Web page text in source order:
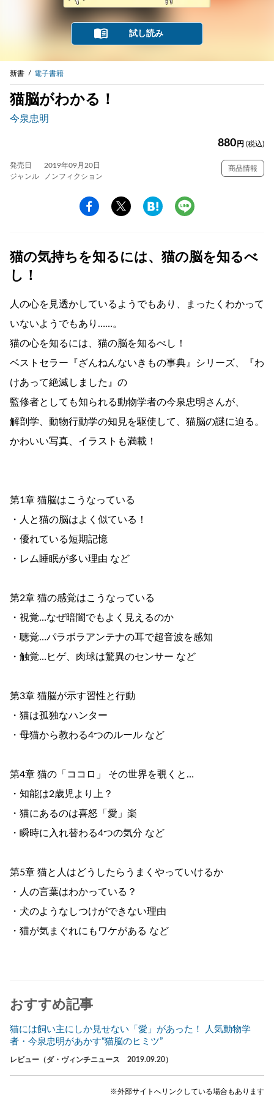
試し読み
新書 電子書籍
猫脳がわかる！
今泉忠明
880 円 (税込)
発売日
2019年09月20日
ジャンル
ノンフィクション
商品情報
猫の気持ちを知るには、猫の脳を知るべ
し！
人の心を見透かしているようでもあり、まったくわかって
いないようでもあり……。
猫の心を知るには、猫の脳を知るべし！
ベストセラー『ざんねんないきもの事典』シリーズ、『わ
けあって絶滅しました』の
監修者としても知られる動物学者の今泉忠明さんが、
解剖学、動物行動学の知見を駆使して、猫脳の謎に迫る。
かわいい写真、イラストも満載！
第1章 猫脳はこうなっている
・人と猫の脳はよく似ている！
・優れている短期記憶
・レム睡眠が多い理由 など
第2章 猫の感覚はこうなっている
・視覚…なぜ暗闇でもよく見えるのか
・聴覚…パラボラアンテナの耳で超音波を感知
・触覚…ヒゲ、肉球は驚異のセンサー など
第3章 猫脳が示す習性と行動
・猫は孤独なハンター
・母猫から教わる4つのルール など
第4章 猫の「ココロ」 その世界を覗くと…
・知能は2歳児より上？
・猫にあるのは喜怒「愛」楽
・瞬時に入れ替わる4つの気分 など
第5章 猫と人はどうしたらうまくやっていけるか
・人の言葉はわかっている？
・犬のようなしつけができない理由
・猫が気まぐれにもワケがある など
おすすめ記事
猫には飼い主にしか見せない「愛」があった！ 人気動物学
者・今泉忠明があかす“猫脳のヒミツ”
レビュー（ダ・ヴィンチニュース 2019.09.20）
※外部サイトへリンクしている場合もあります